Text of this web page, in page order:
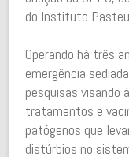
do Instituto
Operando há três
emergência
pesquisas visando
tratamentos e
patógenos que
distúrbios no